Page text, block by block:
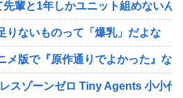
先輩と1年しかユニット組めないん
りないものって「爆乳」だよな
メ版で『原作通りでよかった』な
スゾーンゼロ Tiny Agents 小小代